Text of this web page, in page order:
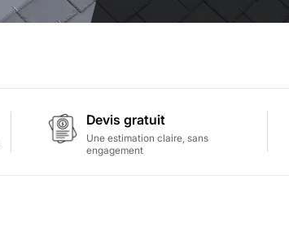
Devis gratuit
Une estimation claire, sans
engagement